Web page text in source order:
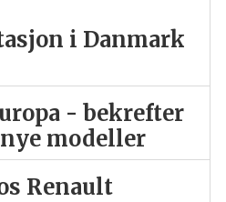
i Danmark
- bekrefter
modeller
Renault